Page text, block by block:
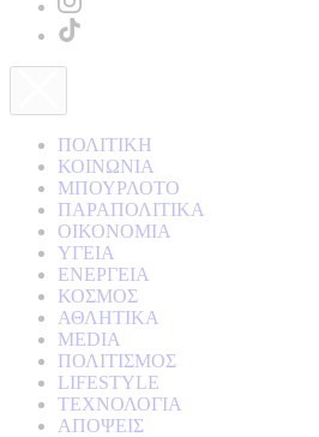
ΠΟΛΙΤΙΚΗ
ΚΟΙΝΩΝΙΑ
ΜΠΟΥΡΛΟΤΟ
ΠΑΡΑΠΟΛΙΤΙΚΑ
ΟΙΚΟΝΟΜΙΑ
ΥΓΕΙΑ
ΕΝΕΡΓΕΙΑ
ΚΟΣΜΟΣ
ΑΘΛΗΤΙΚΑ
MEDIA
ΠΟΛΙΤΙΣΜΟΣ
LIFESTYLE
ΤΕΧΝΟΛΟΓΙΑ
ΑΠΟΨΕΙΣ